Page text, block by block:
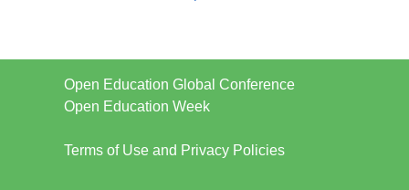
Open Education Global Conference
Open Education Week
Terms of Use and Privacy Policies